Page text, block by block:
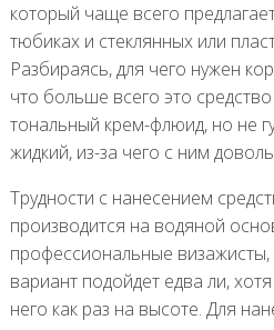
который чаще всего
тюбиках и стеклянных или
Разбираясь, для чего нужен
что больше всего это
тональный крем-флюид, но не
жидкий, из-за чего с ним
Трудности с нанесением
производится на водяной
профессиональные визажисты,
вариант подойдет едва ли,
него как раз на высоте. Для